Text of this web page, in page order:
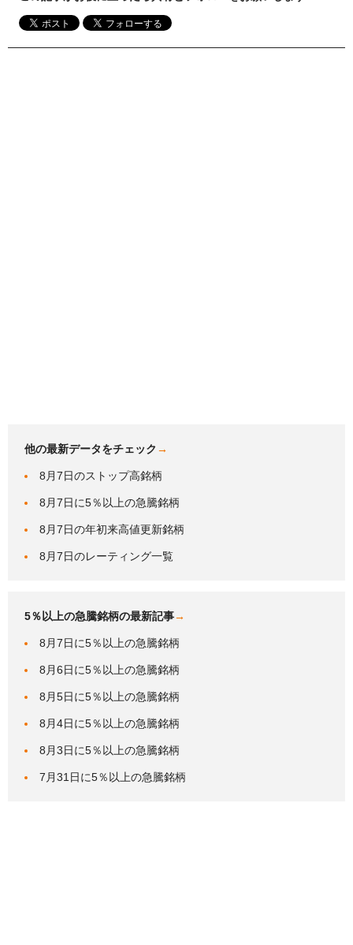
他の最新データをチェック →
8月7日のストップ高銘柄
8月7日に5％以上の急騰銘柄
8月7日の年初来高値更新銘柄
8月7日のレーティング一覧
5％以上の急騰銘柄の最新記事→
8月7日に5％以上の急騰銘柄
8月6日に5％以上の急騰銘柄
8月5日に5％以上の急騰銘柄
8月4日に5％以上の急騰銘柄
8月3日に5％以上の急騰銘柄
7月31日に5％以上の急騰銘柄